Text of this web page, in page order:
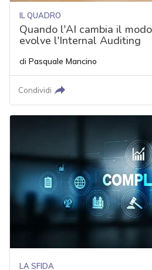
IL QUADRO
Quando l'AI cambia il
evolve l'Internal Auditing
di Pasquale Mancino
Condividi
LA SFIDA